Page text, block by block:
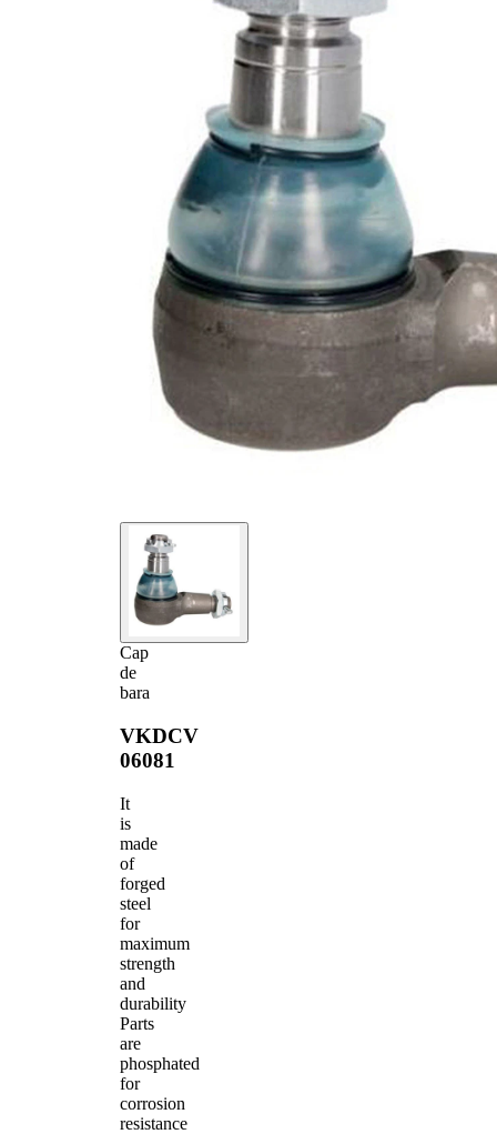
Cap
de
bara
VKDCV
06081
It
is
made
of
forged
steel
for
maximum
strength
and
durability
Parts
are
phosphated
for
corrosion
resistance
RHT
mm
27 mm
Dimensiune
30 mm